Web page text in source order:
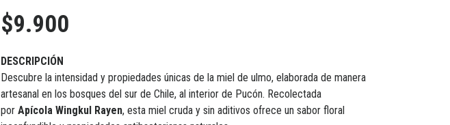
$9.900
DESCRIPCIÓN
Descubre la intensidad y propiedades únicas de la miel de ulmo, elaborada de manera
artesanal en los bosques del sur de Chile, al interior de Pucón. Recolectada
por Apícola Wingkul Rayen, esta miel cruda y sin aditivos ofrece un sabor floral